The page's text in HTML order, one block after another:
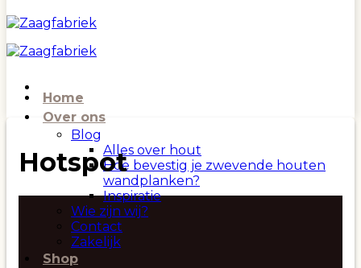
Home
Over ons
Blog
Alles over hout
Hoe bevestig je zwevende houten
wandplanken?
Inspiratie
Wie zijn wij?
Contact
Zakelijk
Shop
Hotspot